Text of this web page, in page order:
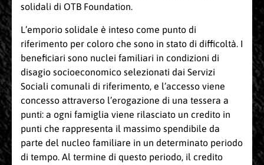
solidali di OTB Foundation.
L’emporio solidale è inteso come punto di
riferimento per coloro che sono in stato di difficoltà. I
beneficiari sono nuclei familiari in condizioni di
disagio socioeconomico selezionati dai Servizi
Sociali comunali di riferimento, e l’accesso viene
concesso attraverso l’erogazione di una tessera a
punti: a ogni famiglia viene rilasciato un credito in
punti che rappresenta il massimo spendibile da
parte del nucleo familiare in un determinato periodo
di tempo. Al termine di questo periodo, il credito